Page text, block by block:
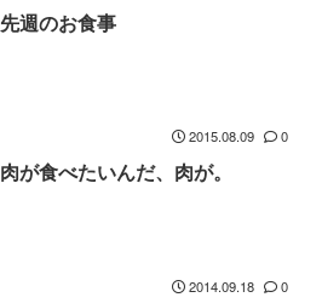
先週のお食事
2015.08.09 0
肉が食べたいんだ、肉が。
2014.09.18 0